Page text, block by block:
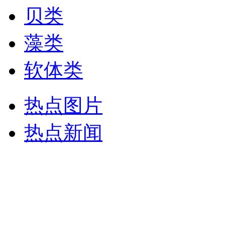
贝类
藻类
软体类
热点图片
热点新闻